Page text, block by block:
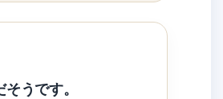
うです。